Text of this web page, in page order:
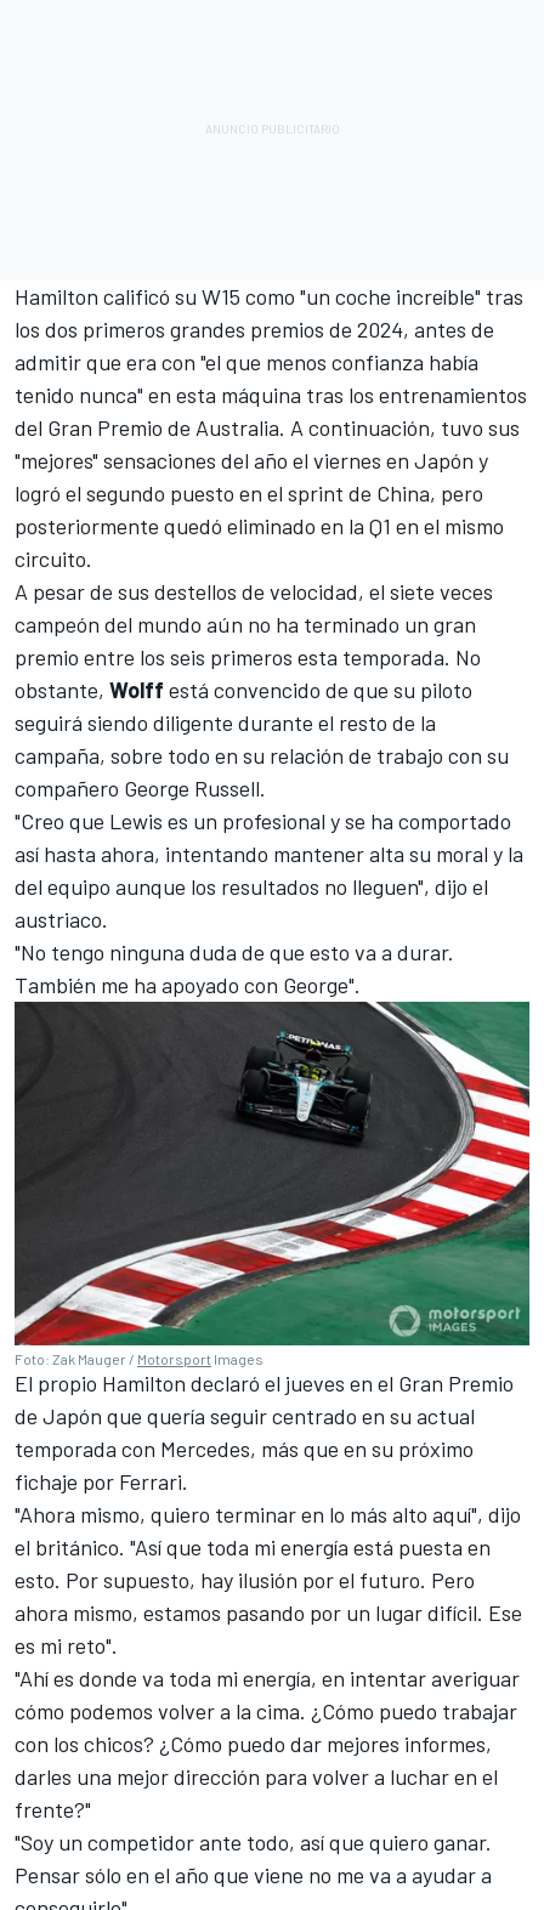
Hamilton calificó su W15 como "un coche increíble" tras
los dos primeros grandes premios de 2024, antes de
admitir que era con "el que menos confianza había
tenido nunca" en esta máquina tras los entrenamientos
del Gran Premio de Australia. A continuación, tuvo sus
"mejores" sensaciones del año el viernes en Japón y
logró el segundo puesto en el sprint de China, pero
posteriormente quedó eliminado en la Q1 en el mismo
circuito.
A pesar de sus destellos de velocidad, el siete veces
campeón del mundo aún no ha terminado un gran
premio entre los seis primeros esta temporada. No
obstante, Wolff está convencido de que su piloto
seguirá siendo diligente durante el resto de la
campaña, sobre todo en su relación de trabajo con su
compañero George Russell.
"Creo que Lewis es un profesional y se ha comportado
así hasta ahora, intentando mantener alta su moral y la
del equipo aunque los resultados no lleguen", dijo el
austriaco.
"No tengo ninguna duda de que esto va a durar.
También me ha apoyado con George".
Foto: Zak Mauger / Motorsport Images
El propio Hamilton declaró el jueves en el Gran Premio
de Japón que quería seguir centrado en su actual
temporada con Mercedes, más que en su próximo
fichaje por Ferrari.
"Ahora mismo, quiero terminar en lo más alto aquí", dijo
el británico. "Así que toda mi energía está puesta en
esto. Por supuesto, hay ilusión por el futuro. Pero
ahora mismo, estamos pasando por un lugar difícil. Ese
es mi reto".
"Ahí es donde va toda mi energía, en intentar averiguar
cómo podemos volver a la cima. ¿Cómo puedo trabajar
con los chicos? ¿Cómo puedo dar mejores informes,
darles una mejor dirección para volver a luchar en el
frente?"
"Soy un competidor ante todo, así que quiero ganar.
Pensar sólo en el año que viene no me va a ayudar a